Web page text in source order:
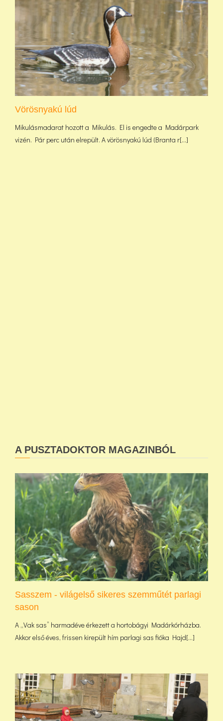
Vörösnyakú lúd
Mikulásmadarat hozott a Mikulás. El is engedte a Madárpark
vizén. Pár perc után elrepült. A vörösnyakú lúd (Branta r[...]
A PUSZTADOKTOR MAGAZINBÓL
Sasszem - világelső sikeres szemműtét parlagi
sason
A „Vak sas” harmadéve érkezett a hortobágyi Madárkórházba.
Akkor első éves, frissen kirepült hím parlagi sas fióka Hajd[...]